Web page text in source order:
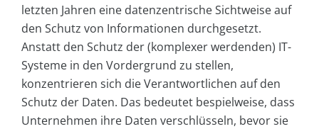
letzten Jahren eine datenzentrische Sichtweise auf
den Schutz von Informationen durchgesetzt.
Anstatt den Schutz der (komplexer werdenden) IT-
Systeme in den Vordergrund zu stellen,
konzentrieren sich die Verantwortlichen auf den
Schutz der Daten. Das bedeutet bespielweise, dass
Unternehmen ihre Daten verschlüsseln, bevor sie